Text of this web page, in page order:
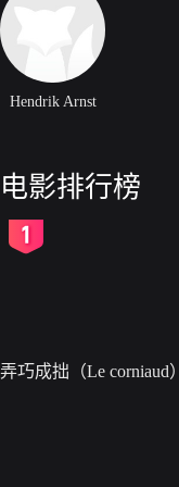
Hendrik Arnst
电影排行榜
弄巧成拙（Le corniaud）